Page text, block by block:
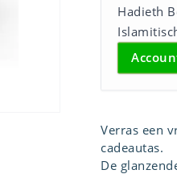
Hadieth
Verras een
cadeautas.
De